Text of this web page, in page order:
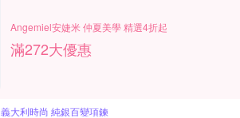
Angemiel安婕米 仲夏美學 精選4折起
滿272大優惠
義大利時尚 純銀百變項鍊